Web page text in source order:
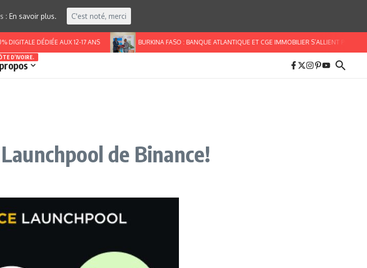
DÉDIÉE AUX 12-17 ANS BURKINA FASO : BANQUE ATLANTIQUE ET CGE IMMOBILIER S’ALLIENT POUR
D’IVOIRE.
de Binance!
: En savoir plus. C'est noté, merci